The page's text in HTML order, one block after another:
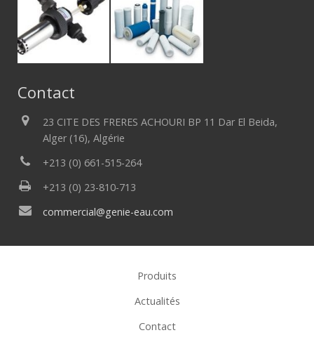
Contact
23 CITE DES FRERES ACHOURI BP 11 Dar El Beida,
Alger (16), Algérie
+213 (0) 661-515-264
+213 (0) 23-810-713
commercial@genie-eau.com
Produits
Actualités
Contact